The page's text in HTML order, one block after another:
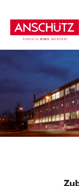
Inhalt
springen